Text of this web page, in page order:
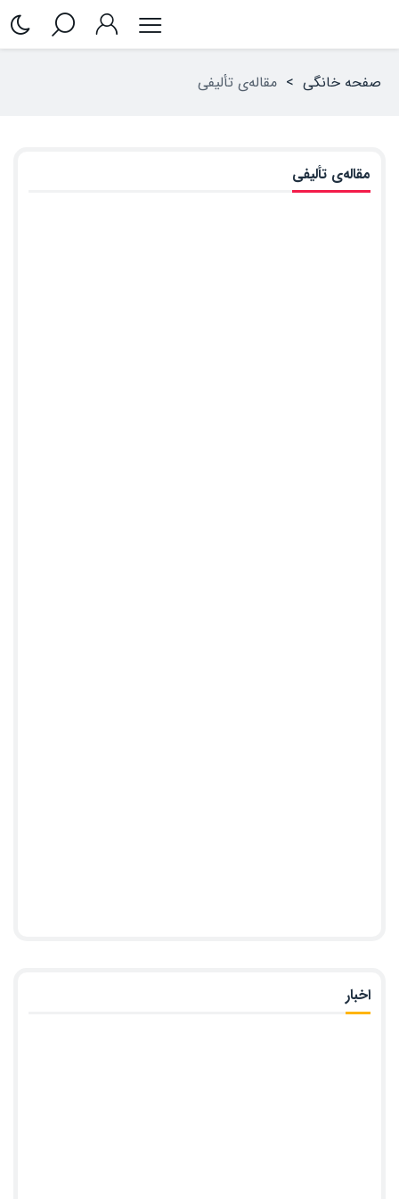
صفحه خانگی > مقاله‌ی تألیفی
مقاله‌ی تألیفی
اخبار